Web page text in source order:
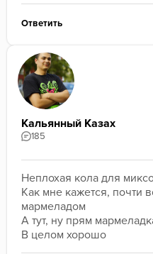
Ответить
Кальянный Казах
185
Неплохая кола для
Как мне кажется, почти
мармеладом
А тут, ну прям
В целом хорошо